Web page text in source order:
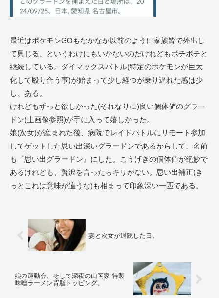
最近はポケモンGOもなかなか以前のように家族皆で外出し
て興じる、というわけにもいかないのだけれどもボチボチと
継続している。ダイマックスバトル(特定のポケモンが巨大
化して殴り合う事)が始まって少し経つが乗り遅れた感は少
し、ある。
けれどもずっと欲しかった(それなりに)良い個体値のグラー
ドン(上画像参照)が手に入って嬉しかった。
娘(次女)が産まれた後、病院でレイドバトルにリモート参加
してゲットした思い出深いグラードンであるからして、名前
も『思い出グラードン』にした。こうげきの個体値が絶妙で
あるけれども、贅沢を言ったらキリがない。思い出補正(き
っとこれは意味が違うな)も相まって印象深い一匹である。
妻と次女が退院した日。
娘の運動会、そして深夜の山岡家 特製
味噌ラーメン背脂トッピング。